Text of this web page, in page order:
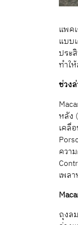
แพค
แบบ
ประ
ทำใ
ช่วง
หลัง
เคลื่
ควา
เพล
ถุงล